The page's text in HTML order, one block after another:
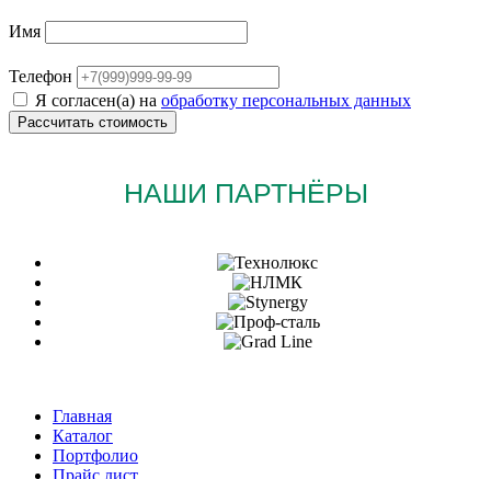
Имя
Телефон
Я согласен(а) на обработку персональных данных
НАШИ ПАРТНЁРЫ
Главная
Каталог
Портфолио
Прайс лист